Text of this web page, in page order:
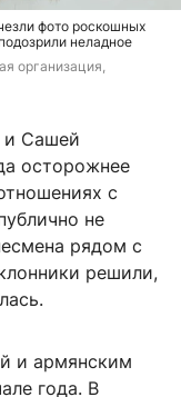
фото роскошных
неладное
организация,
и Сашей
осторожнее
с
не
рядом с
решили,
и армянским
года. В